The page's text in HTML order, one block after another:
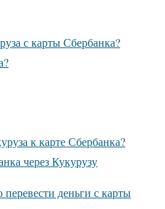
с карты Сбербанка?
к карте Сбербанка?
через Кукурузу
деньги с карты